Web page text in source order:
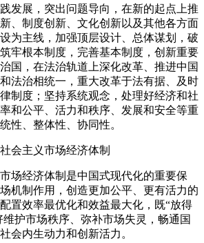
发展，突出问题导向，在新的起点上推
、制度创新、文化创新以及其他各方面
为主线，加强顶层设计、总体谋划，破
牢根本制度，完善基本制度，创新重要
国，在法治轨道上深化改革、推进中国
法治相统一，重大改革于法有据、及时
制度；坚持系统观念，处理好经济和社
和公平、活力和秩序、发展和安全等重
性、整体性、协同性。
主义市场经济体制
经济体制是中国式现代化的重要保
机制作用，创造更加公平、更有活力的
置效率最优化和效益最大化，既“放得
维护市场秩序、弥补市场失灵，畅通国
会内生动力和创新活力。